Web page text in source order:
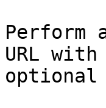
Perform
URL
optional